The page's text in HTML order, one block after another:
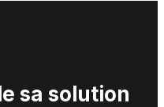
sa solution